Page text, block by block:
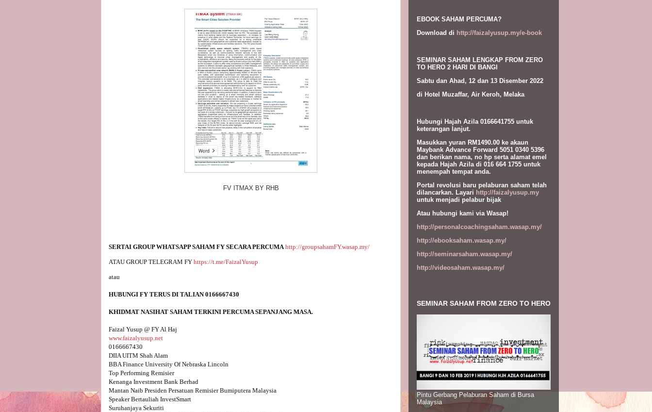
FV ITMAX BY RHB
SERTAI GROUP WHATSAPP SAHAM FY SECARA PERCUMA http://groupsahamFY.wasap.my/
ATAU GROUP TELEGRAM FY https://t.me/FaizalYusup
www.faizalyusup.net
0166667430
DIIA UITM Shah Alam
BBA Finance University Of Nebraska Lincoln
Top Performing Remisier
Kenanga Investment Bank Berhad
Mantan Naib Presiden Persatuan Remisier Bumiputera Malaysia
Speaker Bertauliah InvestSmart
Suruhanjaya Sekuriti
EBOOK SAHAM PERCUMA?
Download di http://faizalyusup.my/e-book
SEMINAR SAHAM LENGKAP FROM ZERO
TO HERO 2 HARI DI BANGI
Sabtu dan Ahad, 12 dan 13 Disember 2022
di Hotel Muzaffar, Air Keroh, Melaka
Hubungi Hajah Azila 0166641755 untuk
keterangan lanjut.
Masukkan yuran RM1490.00 ke akaun
Maybank Advance Forward 5051 0340 5396
dan berikan nama, no hp serta alamat emel
kepada Hajah Azila di 016 664 1755 untuk
menempah tempat anda.
Portal revolusi baru pelaburan saham telah
dilancarkan. Layari http://faizalyusup.my
untuk menjadi pelabur bijak
Atau hubungi kami via Wasap!
http://personalcoachingsaham.wasap.my/
http://ebooksaham.wasap.my/
http://seminarsaham.wasap.my/
http://videosaham.wasap.my/
SEMINAR SAHAM FROM ZERO TO HERO
Pintu Gerbang Pelaburan Saham di Bursa
Malaysia